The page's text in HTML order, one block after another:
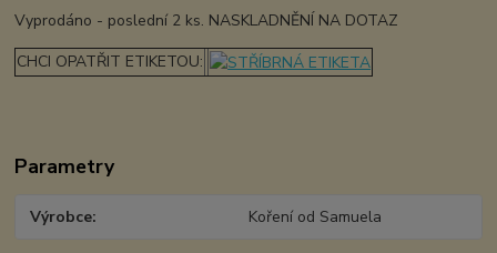
Vyprodáno - poslední 2 ks. NASKLADNĚNÍ NA DOTAZ
CHCI OPATŘIT ETIKETOU:
Parametry
Výrobce Koření od Samuela